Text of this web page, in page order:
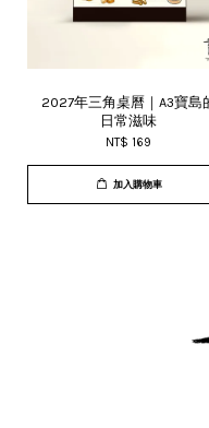
2027年三角桌曆｜A3寶島
日常滋味
NT$ 169
加入購物車